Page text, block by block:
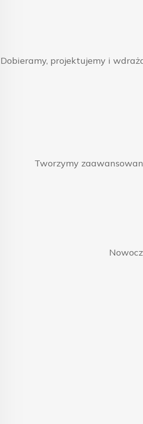
Dobieramy, projektujemy i
Tworzymy